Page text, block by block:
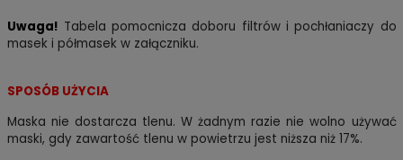
Uwaga! Tabela pomocnicza doboru filtrów i pochłaniaczy do
masek i półmasek w załączniku.
SPOSÓB UŻYCIA
Maska nie dostarcza tlenu. W żadnym razie nie wolno używać
maski, gdy zawartość tlenu w powietrzu jest niższa niż 17%.